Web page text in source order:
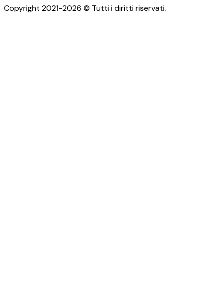
Copyright 2021-2026 © Tutti i diritti riservati.